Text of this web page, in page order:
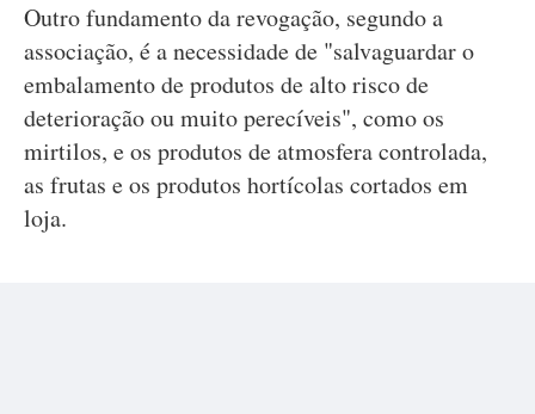
Outro fundamento da revogação, segundo a
associação, é a necessidade de "salvaguardar o
embalamento de produtos de alto risco de
deterioração ou muito perecíveis", como os
mirtilos, e os produtos de atmosfera controlada,
as frutas e os produtos hortícolas cortados em
loja.